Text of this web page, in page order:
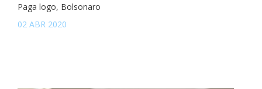
Paga logo, Bolsonaro
02 ABR 2020